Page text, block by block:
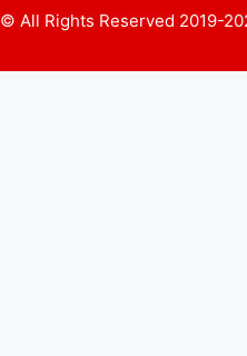
© All Rights Reserved 2019-